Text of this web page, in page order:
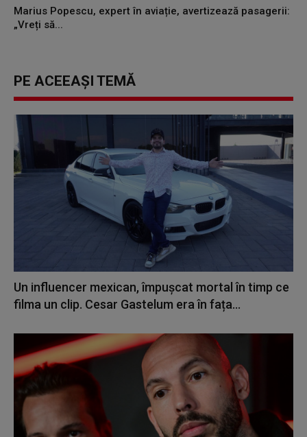
Marius Popescu, expert în aviație, avertizează pasagerii:
„Vreți să...
PE ACEEAȘI TEMĂ
Un influencer mexican, împușcat mortal în timp ce
filma un clip. Cesar Gastelum era în fața...